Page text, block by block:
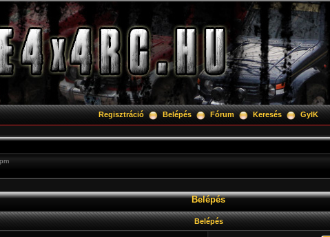
Regisztráció Belépés Fórum Keresés GyIK
Belépés
Belépés